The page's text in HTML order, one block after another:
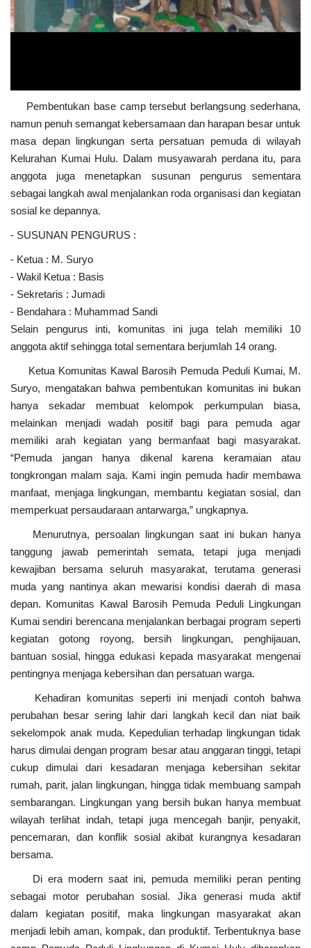
Pembentukan base camp tersebut berlangsung sederhana,
namun penuh semangat kebersamaan dan harapan besar untuk
masa depan lingkungan serta persatuan pemuda di wilayah
Kelurahan Kumai Hulu. Dalam musyawarah perdana itu, para
anggota juga menetapkan susunan pengurus sementara
sebagai langkah awal menjalankan roda organisasi dan kegiatan
sosial ke depannya.
- SUSUNAN PENGURUS :
- Ketua : M. Suryo
- Wakil Ketua : Basis
- Sekretaris : Jumadi
- Bendahara : Muhammad Sandi
Selain pengurus inti, komunitas ini juga telah memiliki 10
anggota aktif sehingga total sementara berjumlah 14 orang.
Ketua Komunitas Kawal Barosih Pemuda Peduli Kumai, M.
Suryo, mengatakan bahwa pembentukan komunitas ini bukan
hanya sekadar membuat kelompok perkumpulan biasa,
melainkan menjadi wadah positif bagi para pemuda agar
memiliki arah kegiatan yang bermanfaat bagi masyarakat.
“Pemuda jangan hanya dikenal karena keramaian atau
tongkrongan malam saja. Kami ingin pemuda hadir membawa
manfaat, menjaga lingkungan, membantu kegiatan sosial, dan
memperkuat persaudaraan antarwarga,” ungkapnya.
Menurutnya, persoalan lingkungan saat ini bukan hanya
tanggung jawab pemerintah semata, tetapi juga menjadi
kewajiban bersama seluruh masyarakat, terutama generasi
muda yang nantinya akan mewarisi kondisi daerah di masa
depan. Komunitas Kawal Barosih Pemuda Peduli Lingkungan
Kumai sendiri berencana menjalankan berbagai program seperti
kegiatan gotong royong, bersih lingkungan, penghijauan,
bantuan sosial, hingga edukasi kepada masyarakat mengenai
pentingnya menjaga kebersihan dan persatuan warga.
Kehadiran komunitas seperti ini menjadi contoh bahwa
perubahan besar sering lahir dari langkah kecil dan niat baik
sekelompok anak muda. Kepedulian terhadap lingkungan tidak
harus dimulai dengan program besar atau anggaran tinggi, tetapi
cukup dimulai dari kesadaran menjaga kebersihan sekitar
rumah, parit, jalan lingkungan, hingga tidak membuang sampah
sembarangan. Lingkungan yang bersih bukan hanya membuat
wilayah terlihat indah, tetapi juga mencegah banjir, penyakit,
pencemaran, dan konflik sosial akibat kurangnya kesadaran
bersama.
Di era modern saat ini, pemuda memiliki peran penting
sebagai motor perubahan sosial. Jika generasi muda aktif
dalam kegiatan positif, maka lingkungan masyarakat akan
menjadi lebih aman, kompak, dan produktif. Terbentuknya base